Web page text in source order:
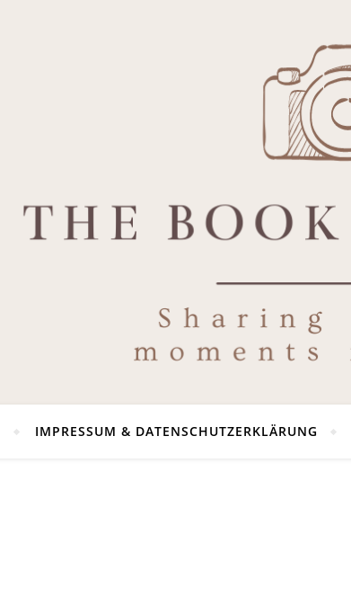
IMPRESSUM & DATENSCHUTZERKLÄRUNG